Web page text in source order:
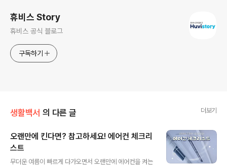
휴비스 Story
휴비스 공식 블로그
구독하기
생활백서 의 다른 글 더보기
오랜만에 킨다면? 참고하세요! 에어컨 체크리
스트
무더운 여름이 빠르게 다가오면서 오랜만에 에어컨을 켜는